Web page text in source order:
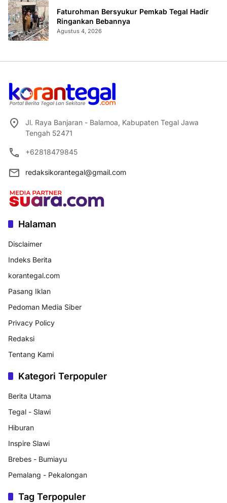
Faturohman Bersyukur Pemkab Tegal Hadir
Ringankan Bebannya
Agustus 4, 2026
Jl. Raya Banjaran - Balamoa, Kabupaten Tegal Jawa
Tengah 52471
+62818479845
redaksikorantegal@gmail.com
Halaman
Disclaimer
Indeks Berita
korantegal.com
Pasang Iklan
Pedoman Media Siber
Privacy Policy
Redaksi
Tentang Kami
Kategori Terpopuler
Berita Utama
Tegal - Slawi
Hiburan
Inspire Slawi
Brebes - Bumiayu
Pemalang - Pekalongan
Tag Terpopuler